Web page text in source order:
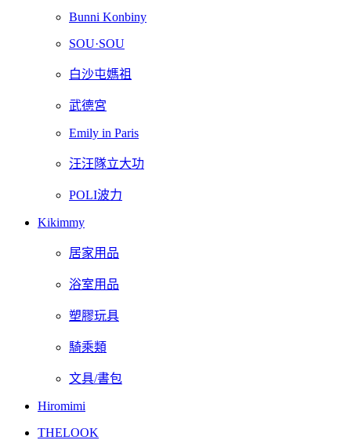
Bunni Konbiny
SOU·SOU
白沙屯媽祖
武德宮
Emily in Paris
汪汪隊立大功
POLI波力
Kikimmy
居家用品
浴室用品
塑膠玩具
騎乘類
文具/書包
Hiromimi
THELOOK